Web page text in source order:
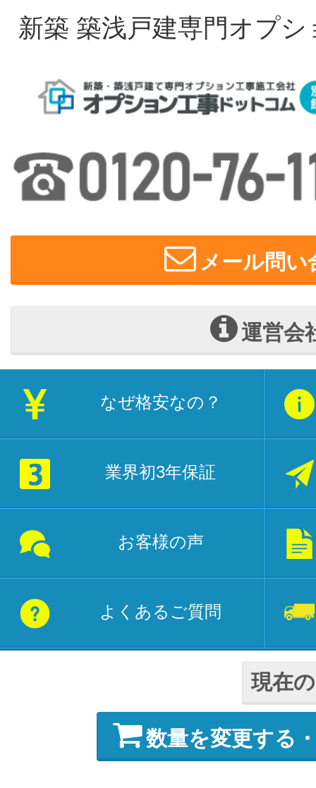
新築 築浅戸建専門オプ
メール問い
運営会
なぜ格安なの？
業界初3年保証
お客様の声
よくあるご質問
現在
数量を変更する